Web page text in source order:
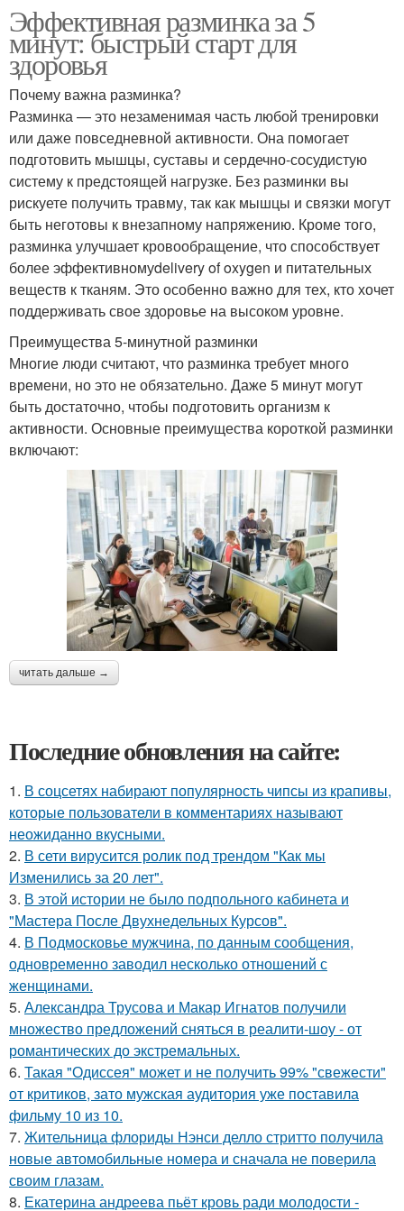
Эффективная разминка за 5
минут: быстрый старт для
здоровья
Почему важна разминка?
Разминка — это незаменимая часть любой тренировки
или даже повседневной активности. Она помогает
подготовить мышцы, суставы и сердечно-сосудистую
систему к предстоящей нагрузке. Без разминки вы
рискуете получить травму, так как мышцы и связки могут
быть неготовы к внезапному напряжению. Кроме того,
разминка улучшает кровообращение, что способствует
более эффективномуdelivery of oxygen и питательных
веществ к тканям. Это особенно важно для тех, кто хочет
поддерживать свое здоровье на высоком уровне.
Преимущества 5-минутной разминки
Многие люди считают, что разминка требует много
времени, но это не обязательно. Даже 5 минут могут
быть достаточно, чтобы подготовить организм к
активности. Основные преимущества короткой разминки
включают:
читать дальше →
Последние обновления на сайте:
1. В соцсетях набирают популярность чипсы из крапивы,
которые пользователи в комментариях называют
неожиданно вкусными.
2. В сети вирусится ролик под трендом "Как мы
Изменились за 20 лет".
3. В этой истории не было подпольного кабинета и
"Мастера После Двухнедельных Курсов".
4. В Подмосковье мужчина, по данным сообщения,
одновременно заводил несколько отношений с
женщинами.
5. Александра Трусова и Макар Игнатов получили
множество предложений сняться в реалити-шоу - от
романтических до экстремальных.
6. Такая "Одиссея" может и не получить 99% "свежести"
от критиков, зато мужская аудитория уже поставила
фильму 10 из 10.
7. Жительница флориды Нэнси делло стритто получила
новые автомобильные номера и сначала не поверила
своим глазам.
8. Екатерина андреева пьёт кровь ради молодости -